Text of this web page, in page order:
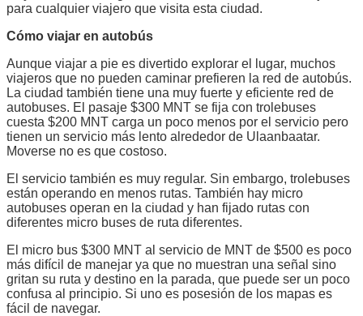
para cualquier viajero que visita esta ciudad.
Cómo viajar en autobús
Aunque viajar a pie es divertido explorar el lugar, muchos
viajeros que no pueden caminar prefieren la red de autobús.
La ciudad también tiene una muy fuerte y eficiente red de
autobuses. El pasaje $300 MNT se fija con trolebuses
cuesta $200 MNT carga un poco menos por el servicio pero
tienen un servicio más lento alrededor de Ulaanbaatar.
Moverse no es que costoso.
El servicio también es muy regular. Sin embargo, trolebuses
están operando en menos rutas. También hay micro
autobuses operan en la ciudad y han fijado rutas con
diferentes micro buses de ruta diferentes.
El micro bus $300 MNT al servicio de MNT de $500 es poco
más difícil de manejar ya que no muestran una señal sino
gritan su ruta y destino en la parada, que puede ser un poco
confusa al principio. Si uno es posesión de los mapas es
fácil de navegar.